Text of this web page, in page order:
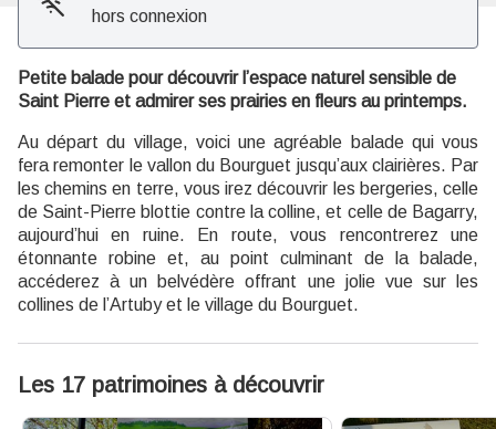
hors connexion
Petite balade pour découvrir l’espace naturel sensible de
Saint Pierre et admirer ses prairies en fleurs au printemps.
Au départ du village, voici une agréable balade qui vous
fera remonter le vallon du Bourguet jusqu’aux clairières. Par
les chemins en terre, vous irez découvrir les bergeries, celle
de Saint-Pierre blottie contre la colline, et celle de Bagarry,
aujourd’hui en ruine. En route, vous rencontrerez une
étonnante robine et, au point culminant de la balade,
accéderez à un belvédère offrant une jolie vue sur les
collines de l’Artuby et le village du Bourguet.
Les 17 patrimoines à découvrir